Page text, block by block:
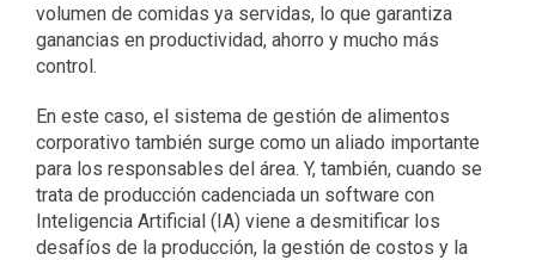
volumen de comidas ya servidas, lo que garantiza
ganancias en productividad, ahorro y mucho más
control.
En este caso, el sistema de gestión de alimentos
corporativo también surge como un aliado importante
para los responsables del área. Y, también, cuando se
trata de producción cadenciada un software con
Inteligencia Artificial (IA) viene a desmitificar los
desafíos de la producción, la gestión de costos y la